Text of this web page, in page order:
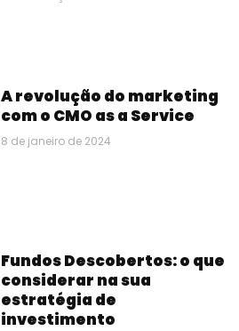
A revolução do marketing
com o CMO as a Service
8 de janeiro de 2024
Fundos Descobertos: o que
considerar na sua
estratégia de
investimento